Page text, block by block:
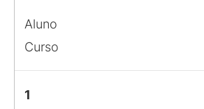
Aluno
Curso
1